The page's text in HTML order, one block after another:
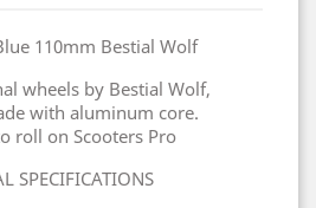
110mm Bestial Wolf
wheels by Bestial Wolf,
with aluminum core.
roll on Scooters Pro
SPECIFICATIONS